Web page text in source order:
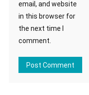
email, and website
in this browser for
the next time I
comment.